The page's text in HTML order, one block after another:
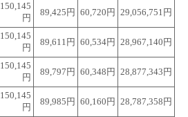
150,145
円
89,425円 60,720円 29,056,751円
150,145
円
89,611円 60,534円 28,967,140円
150,145
円
89,797円 60,348円 28,877,343円
150,145
円
89,985円 60,160円 28,787,358円